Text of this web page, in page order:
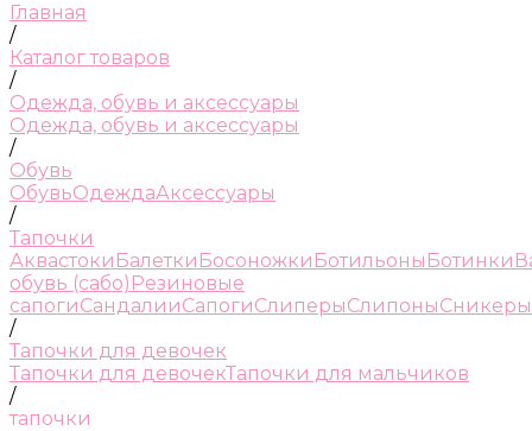
Главная
/
Каталог товаров
/
Одежда, обувь и аксессуары
Одежда, обувь и аксессуары
/
Обувь
ОбувьОдеждаАксессуары
/
Тапочки
Аквастоки Балетки Босоножки Ботильоны Ботинки
обувь (сабо) Резиновые
сапогиСандалииСапогиСлиперыСлипоныСникеры
/
Тапочки для девочек
Тапочки для девочекТапочки для мальчиков
/
тапочки